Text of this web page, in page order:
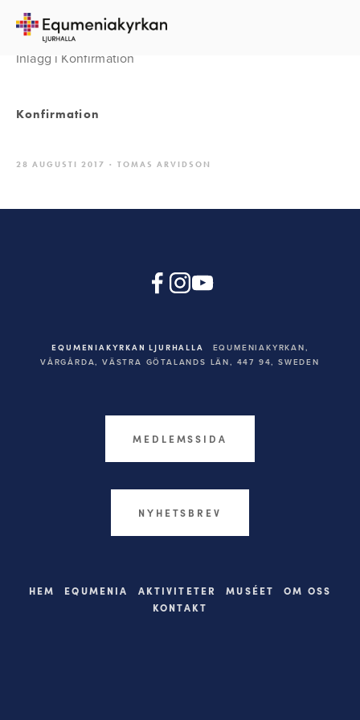
Inlägg i Konfirmation
Konfirmation
TOMAS ARVIDSON
28 AUGUSTI 2017
EQUMENIAKYRKAN LJURHALLA
EQUMENIAKYRKAN,
VÅRGÅRDA, VÄSTRA GÖTALANDS LÄN, 447 94, SWEDEN
MEDLEMSSIDA
NYHETSBREV
HEM EQUMENIA AKTIVITETER MUSÉET
OM OSS
KONTAKT